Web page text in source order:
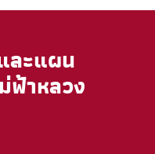
ละแผน
ฟ้าหลวง